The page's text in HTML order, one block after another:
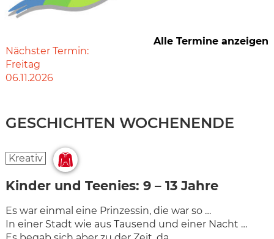
Nächster Termin:
Freitag
06.11.2026
Alle Termine anzeigen
GESCHICHTEN WOCHENENDE
Kreativ
Kinder und Teenies: 9 – 13 Jahre
Es war einmal eine Prinzessin, die war so …
In einer Stadt wie aus Tausend und einer Nacht …